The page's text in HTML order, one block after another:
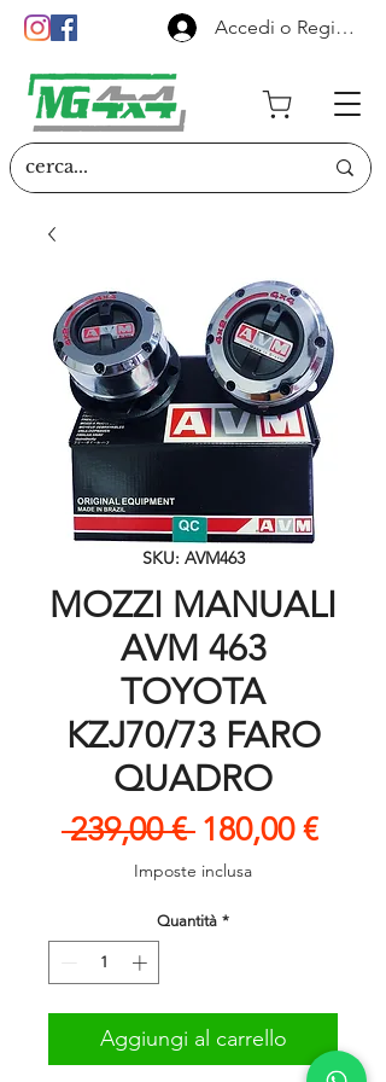
Accedi o Registrati
SKU: AVM463
MOZZI MANUALI
AVM 463
TOYOTA
KZJ70/73 FARO
QUADRO
239,00 € Prezzo
regolare
180,00 €
Imposte inclusa
Quantità *
Aggiungi al carrello